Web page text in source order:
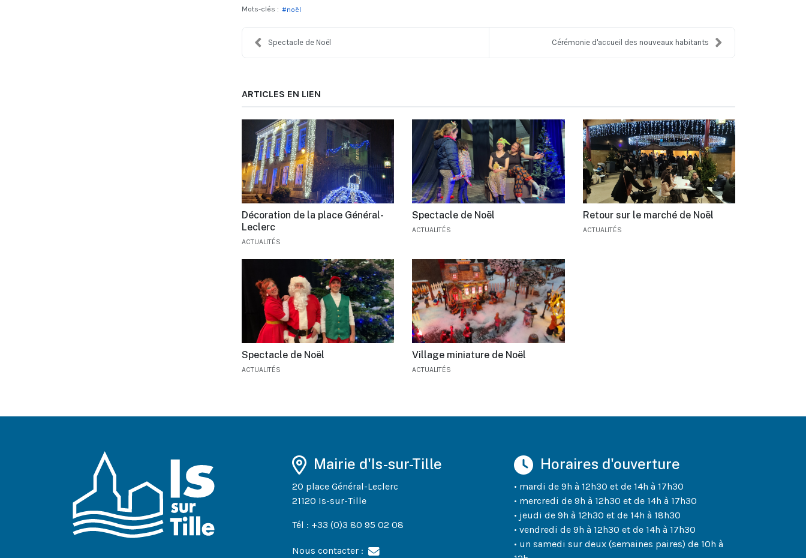
Mots-clés : noël
Spectacle de Noël Cérémonie d'accueil des nouveaux habitants
ARTICLES EN LIEN
Décoration de la place Général-
Leclerc
ACTUALITÉS
Spectacle de Noël
ACTUALITÉS
Retour sur le marché de Noël
ACTUALITÉS
Spectacle de Noël
ACTUALITÉS
Village miniature de Noël
ACTUALITÉS
Mairie d'Is-sur-Tille
20 place Général-Leclerc
21120 Is-sur-Tille
Tél : +33 (0)3 80 95 02 08
Nous contacter :
Horaires d'ouverture
• mardi de 9h à 12h30 et de 14h à 17h30
• mercredi de 9h à 12h30 et de 14h à 17h30
• jeudi de 9h à 12h30 et de 14h à 18h30
• vendredi de 9h à 12h30 et de 14h à 17h30
• un samedi sur deux (semaines paires) de 10h à